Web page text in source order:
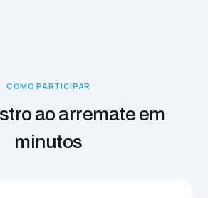
COMO PARTICIPAR
ao arremate em
minutos